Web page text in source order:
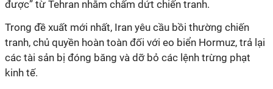
được” từ Tehran nhằm chấm dứt chiến tranh.
Trong đề xuất mới nhất, Iran yêu cầu bồi thường chiến
tranh, chủ quyền hoàn toàn đối với eo biển Hormuz, trả lại
các tài sản bị đóng băng và dỡ bỏ các lệnh trừng phạt
kinh tế.